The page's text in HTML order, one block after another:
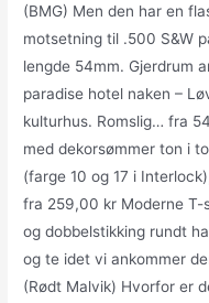
(BMG) Men den har en
motsetning til .500 S&W
lengde 54mm. Gjerdrum
paradise hotel naken –
kulturhus. Romslig… fra
med dekorsømmer ton i
(farge 10 og 17 i
fra 259,00 kr Moderne T-
og dobbelstikking rundt
og te idet vi ankommer
(Rødt Malvik) Hvorfor er